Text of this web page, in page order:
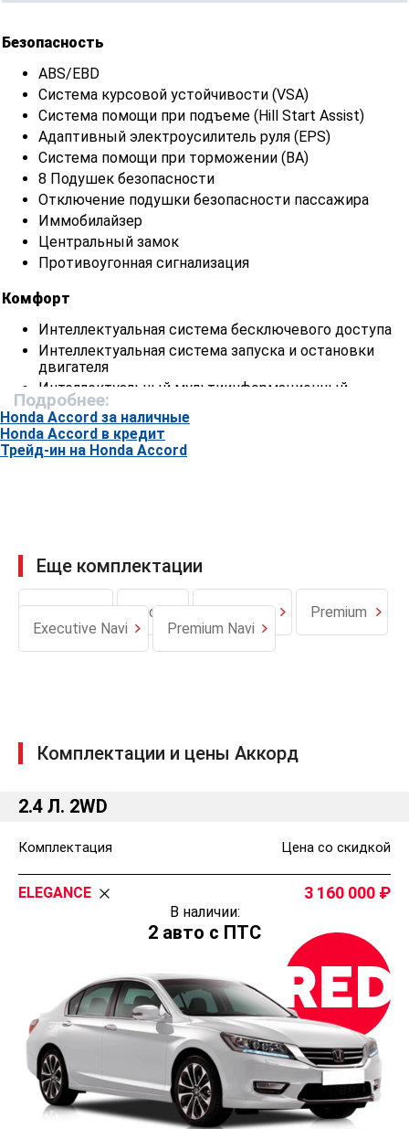
Безопасность
ABS/EBD
Система курсовой устойчивости (VSA)
Система помощи при подъеме (Hill Start Assist)
Адаптивный электроусилитель руля (EPS)
Система помощи при торможении (BA)
8 Подушек безопасности
Отключение подушки безопасности пассажира
Иммобилайзер
Центральный замок
Противоугонная сигнализация
Комфорт
Интеллектуальная система бесключевого доступа
Интеллектуальная система запуска и остановки
двигателя
Интеллектуальный мультиинформационный
дисплей
Дополнительный сенсорный дисплей
Климат-контроль
Датчик света
Датчик уровня омывающей жидкости
Рулевое колесо- отделка кожей
Кожаный рычаг КП
Круиз-контроль
Мультимедиа
6 динамиков
Управление аудиосистемой на руле
Поддержка MP3
AUX-разъем
USB-разъем с поддержкой iPOD
Подробнее:
Honda Accord за наличные
Honda Accord в кредит
Трейд-ин на Honda Accord
Еще комплектации
Sport
Premium
Executive Navi
Premium Navi
Комплектации и цены Аккорд
2.4 Л. 2WD
Комплектация Цена со скидкой
ELEGANCE 3 160 000
В наличии:
2 авто с ПТС